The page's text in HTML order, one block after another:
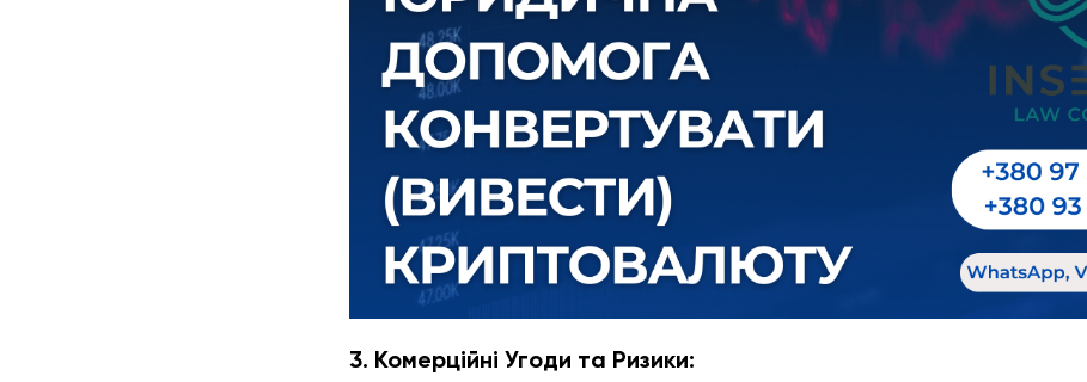
3. Комерційні Угоди та Ризики: